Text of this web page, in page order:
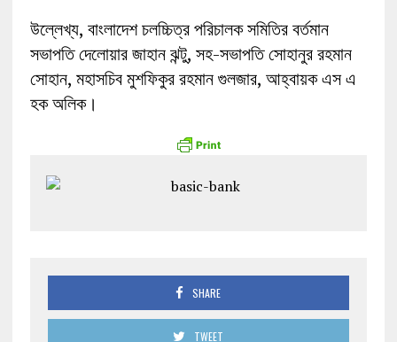
উল্লেখ্য, বাংলাদেশ চলচ্চিত্র পরিচালক সমিতির বর্তমান
সভাপতি দেলোয়ার জাহান ঝন্টু, সহ-সভাপতি সোহানুর রহমান
সোহান, মহাসচিব মুশফিকুর রহমান গুলজার, আহ্বায়ক এস এ
হক অলিক।
SHARE
TWEET